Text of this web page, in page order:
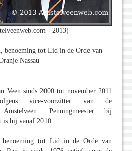
- 2013)
benoeming tot Lid in de Orde van
Nassau
Veen sinds 2000 tot november 2011
vice-voorzitter van de
Amstelveen. Penningmeester bij
is hij vanaf 2010.
benoeming tot Lid in de Orde van